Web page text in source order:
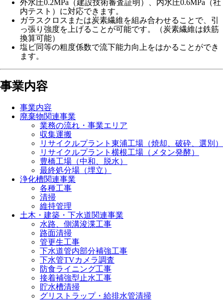
外水圧0.2MPa（建設技術審査証明）、内水圧0.6MPa（社
内テスト）に対応できます。
ガラスクロスまたは炭素繊維を組み合わせることで、引
っ張り強度を上げることが可能です。（炭素繊維は鉄筋
換算可能）
塩ビ同等の粗度係数で流下能力向上をはかることができ
ます。
事業内容
事業内容
廃棄物関連事業
業務の流れ・事業エリア
収集運搬
リサイクルプラント東浦工場（焼却、破砕、選別）
リサイクルプラント横根工場（メタン発酵）
豊橋工場（中和、脱水）
最終処分場（埋立）
浄化槽関連事業
各種工事
清掃
維持管理
土木・建築・下水道関連事業
水路、側溝浚渫工事
路面清掃
管更生工事
下水道管内部分補強工事
下水管TVカメラ調査
防食ライニング工事
接着補強型止水工事
貯水槽清掃
グリストラップ・給排水管清掃